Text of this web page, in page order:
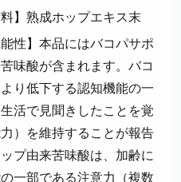
】熟成ホップエキス末
性】本品にはバコパサポ
味酸が含まれます。バコ
り低下する認知機能の一
活で見聞きしたことを覚
）を維持することが報告
プ由来苦味酸は、加齢に
一部である注意力（複数